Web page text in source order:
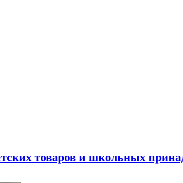
товаров и школьных